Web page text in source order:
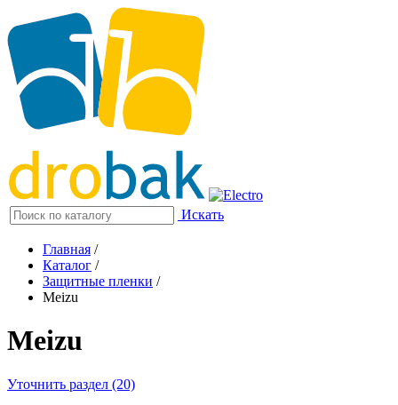
Искать
Главная /
Каталог /
Защитные пленки /
Meizu
Meizu
Уточнить раздел (20)